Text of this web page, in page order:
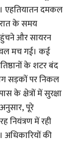
एहतियातन दमकल
के समय
और सायरन
मच गई। कई
के शटर बंद
सड़कों पर निकल
के क्षेत्रों में सुरक्षा
पूरे
नियंत्रण में रही
अधिकारियों की